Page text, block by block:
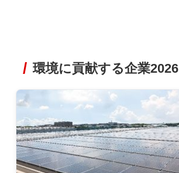
環境に貢献する企業2026